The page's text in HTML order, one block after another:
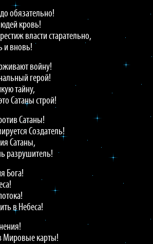
обязательно!
кровь!
власти старательно,
и вновь!
войну!
герой!
тайну,
Сатаны строй!
Сатаны!
Создатель!
Сатаны,
разрушитель!
Бога!
в Небеса!
Мировые карты!